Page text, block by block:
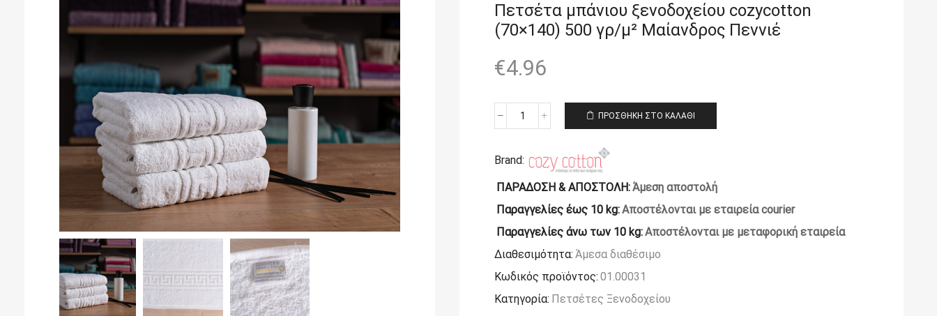
Πετσέτα μπάνιου ξενοδοχείου cozycotton
(70×140) 500 γρ/μ² Μαίανδρος Πεννιέ
€4.96
Πετσέτα
cozycotton
500
γρ/
μ²
Μαίανδρος
Πεννιέ
ποσότητα
ΠΡΟΣΘΉΚΗ ΣΤΟ ΚΑΛΆΘΙ
Brand:
ΠΑΡΑΔΟΣΗ & ΑΠΟΣΤΟΛΗ:Άμεση αποστολή
Παραγγελίες έως 10 kg:Αποστέλονται με εταιρεία courier
Παραγγελίες άνω των 10 kg:Αποστέλονται με μεταφορική εταιρεία
Διαθεσιμότητα: Άμεσα διαθέσιμο
Κωδικός προϊόντος: 01.00031
Κατηγορία: Πετσέτες Ξενοδοχείου